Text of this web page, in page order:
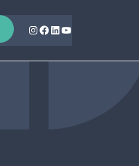
Instagram
Facebook
LinkedIn
Youtube